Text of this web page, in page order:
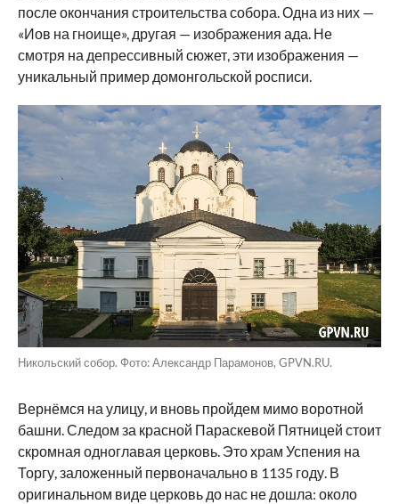
после окончания строительства собора. Одна из них —
«Иов на гноище», другая — изображения ада. Не
смотря на депрессивный сюжет, эти изображения —
уникальный пример домонгольской росписи.
Никольский собор. Фото: Александр Парамонов, GPVN.RU.
Вернёмся на улицу, и вновь пройдем мимо воротной
башни. Следом за красной Параскевой Пятницей стоит
скромная одноглавая церковь. Это храм Успения на
Торгу, заложенный первоначально в 1135 году. В
оригинальном виде церковь до нас не дошла: около